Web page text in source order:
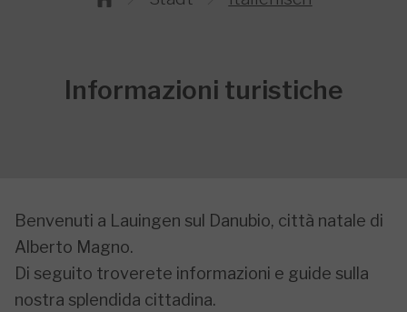
Informazioni turistiche
Benvenuti a Lauingen sul Danubio, città natale di
Alberto Magno.
Di seguito troverete informazioni e guide sulla
nostra splendida cittadina.